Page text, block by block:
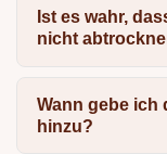
Ist es wahr,
nicht
Wann gebe ich
hinzu?